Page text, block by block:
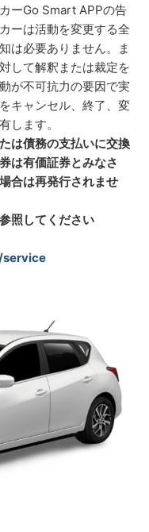
ーGo Smart APPの告
ーは活動を変更する全
は必要ありません。ま
して解釈または裁定を
が不可抗力の要因で実
キャンセル、終了、変
します。
は債務の支払いに交換
は有価証券とみなさ
合は再発行されませ
照してください